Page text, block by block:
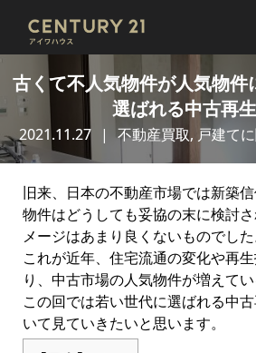
古くて不人気物件が人気物件
選ばれる中古再
2021.11.27 不動産買取, 戸建て
旧来、日本の不動産市場では新築
物件はどうしても妥協の末に検討
メージはあまり良くないものでした
これが近年、住宅流通の変化や再
り、中古市場の人気物件が増えてい
この回では若い世代に選ばれる中
いて見ていきたいと思います。